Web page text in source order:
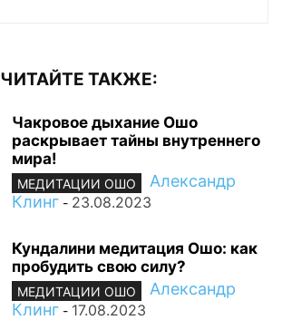
ЧИТАЙТЕ ТАКЖЕ:
Чакровое дыхание Ошо
раскрывает тайны внутреннего
мира!
МЕДИТАЦИИ ОШО
Александр
Клинг - 23.08.2023
Кундалини медитация Ошо: как
пробудить свою силу?
МЕДИТАЦИИ ОШО
Александр
Клинг - 17.08.2023